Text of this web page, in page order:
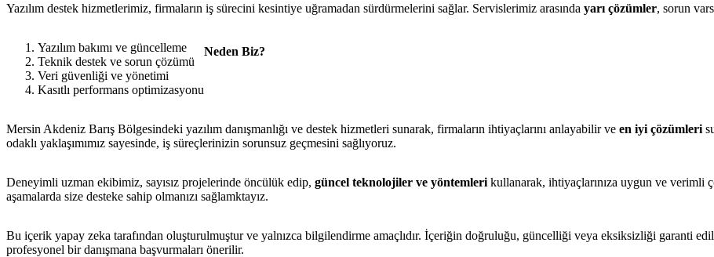
Yazılım destek hizmetlerimiz, firmaların iş sürecini kesintiye uğramadan sürdürmelerini sağlar. Servislerimiz arasında yarı çözümler, sorun
Yazılım bakımı ve güncelleme
Teknik destek ve sorun çözümü
Veri güvenliği ve yönetimi
Kasıtlı performans optimizasyonu
Neden Biz?
Mersin Akdeniz Barış Bölgesindeki yazılım danışmanlığı ve destek hizmetleri sunarak, firmaların ihtiyaçlarını anlayabilir ve en iyi çözümleri
odaklı yaklaşımımız sayesinde, iş süreçlerinizin sorunsuz geçmesini sağlıyoruz.
Deneyimli uzman ekibimiz, sayısız projelerinde öncülük edip, güncel teknolojiler ve yöntemleri kullanarak, ihtiyaçlarınıza uygun ve verimli
aşamalarda size desteke sahip olmanızı sağlamktayız.
Bu içerik yapay zeka tarafından oluşturulmuştur ve yalnızca bilgilendirme amaçlıdır. İçeriğin doğruluğu, güncelliği veya eksiksizliği garanti
profesyonel bir danışmana başvurmaları önerilir.